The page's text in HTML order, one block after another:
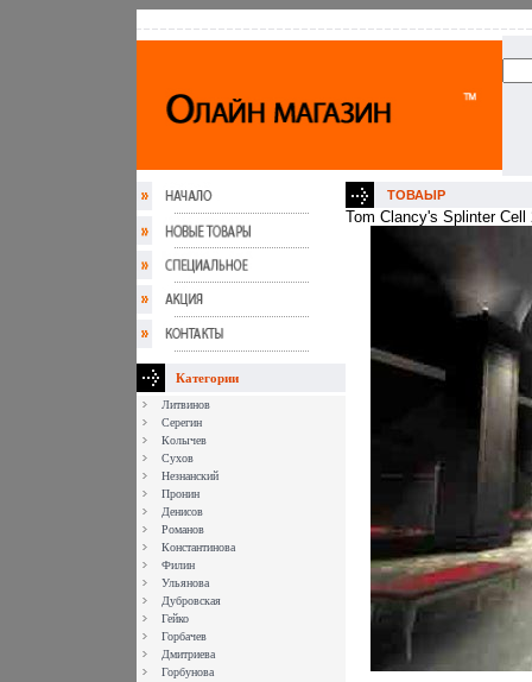
Категории
Литвинов
Серегин
Колычев
Сухов
Незнанский
Пронин
Денисов
Романов
Константинова
Филин
Ульянова
Дубровская
Гейко
Горбачев
Дмитриева
Горбунова
ТОВАЫР
Tom Clancy's Splinter